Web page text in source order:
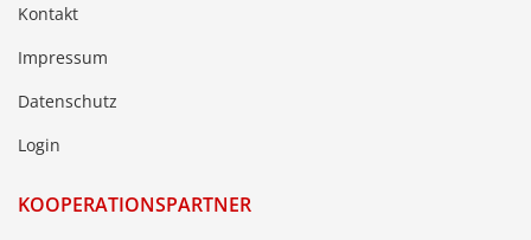
Kontakt
Impressum
Datenschutz
Login
KOOPERATIONSPARTNER